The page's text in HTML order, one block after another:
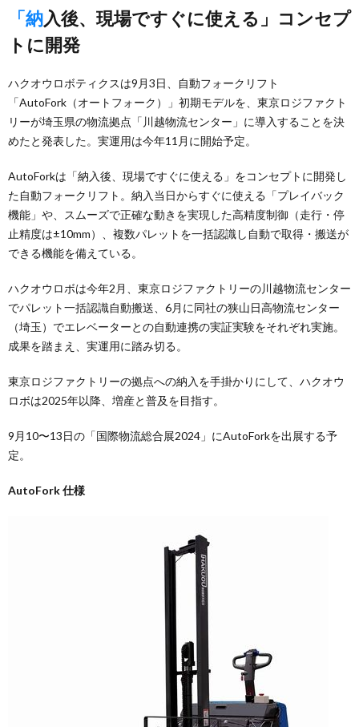
「納入後、現場ですぐに使える」コンセプ
トに開発
ハクオウロボティクスは9月3日、自動フォークリフト
「AutoFork（オートフォーク）」初期モデルを、東京ロジファクト
リーが埼玉県の物流拠点「川越物流センター」に導入することを決
めたと発表した。実運用は今年11月に開始予定。
AutoForkは「納入後、現場ですぐに使える」をコンセプトに開発し
た自動フォークリフト。納入当日からすぐに使える「プレイバック
機能」や、スムーズで正確な動きを実現した高精度制御（走行・停
止精度は±10mm）、複数パレットを一括認識し自動で取得・搬送が
できる機能を備えている。
ハクオウロボは今年2月、東京ロジファクトリーの川越物流センター
でパレット一括認識自動搬送、6月に同社の狭山日高物流センター
（埼玉）でエレベーターとの自動連携の実証実験をそれぞれ実施。
成果を踏まえ、実運用に踏み切る。
東京ロジファクトリーの拠点への納入を手掛かりにして、ハクオウ
ロボは2025年以降、増産と普及を目指す。
9月10〜13日の「国際物流総合展2024」にAutoForkを出展する予
定。
AutoFork 仕様